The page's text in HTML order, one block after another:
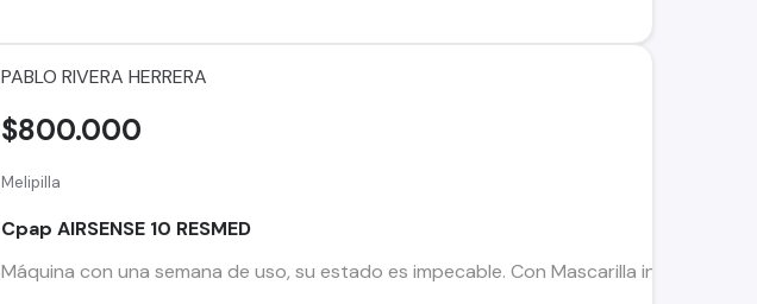
PABLO RIVERA HERRERA
Melipilla
Cpap AIRSENSE 10 RESMED
Máquina con una semana de uso, su estado es impecable. Con Mascarilla incluida y
$800.000